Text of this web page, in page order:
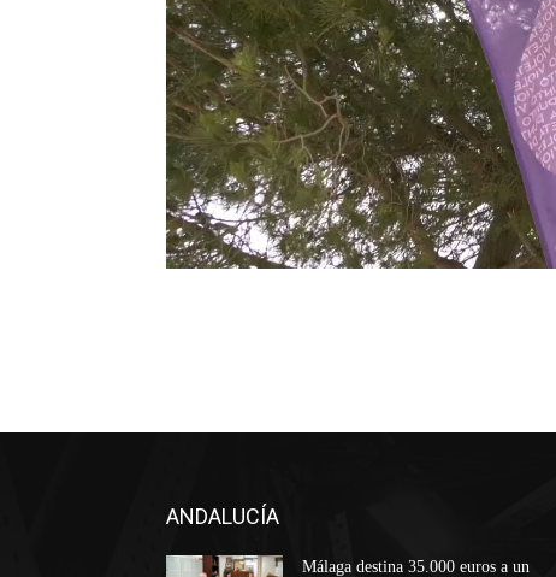
ANDALUCÍA
Málaga destina 35.000 euros a un